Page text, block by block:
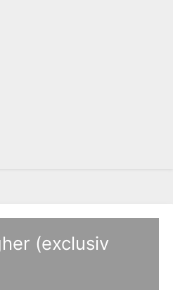
(exclusiv